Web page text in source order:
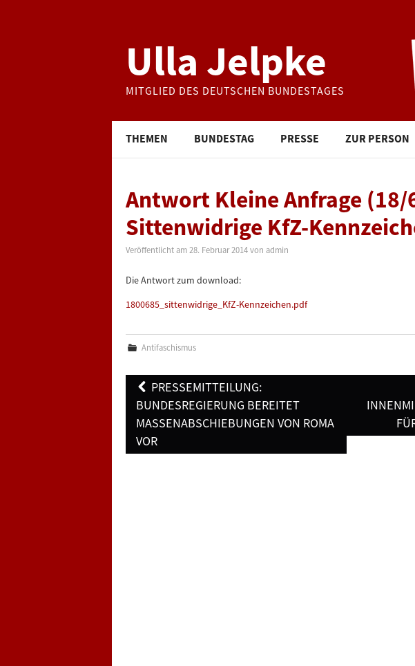
Ulla Jelpke
MITGLIED DES DEUTSCHEN BUNDESTAGES
THEMEN BUNDESTAG PRESSE ZUR PERSON
Antwort Kleine Anfrage (18/
Sittenwidrige KfZ-
Veröffentlicht am 28. Februar 2014 von admin
Die Antwort zum download:
1800685_sittenwidrige_KfZ-Kennzeichen.pdf
Antifaschismus
Post
navigation
PRESSEMITTEILUNG:
BUNDESREGIERUNG BEREITET
MASSENABSCHIEBUNGEN VON ROMA
VOR